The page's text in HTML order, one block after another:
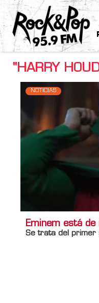
"HARRY
NOTICIAS
Eminem está de
Se trata del primer